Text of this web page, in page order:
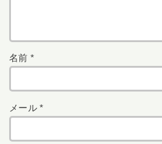
名前 *
メール*